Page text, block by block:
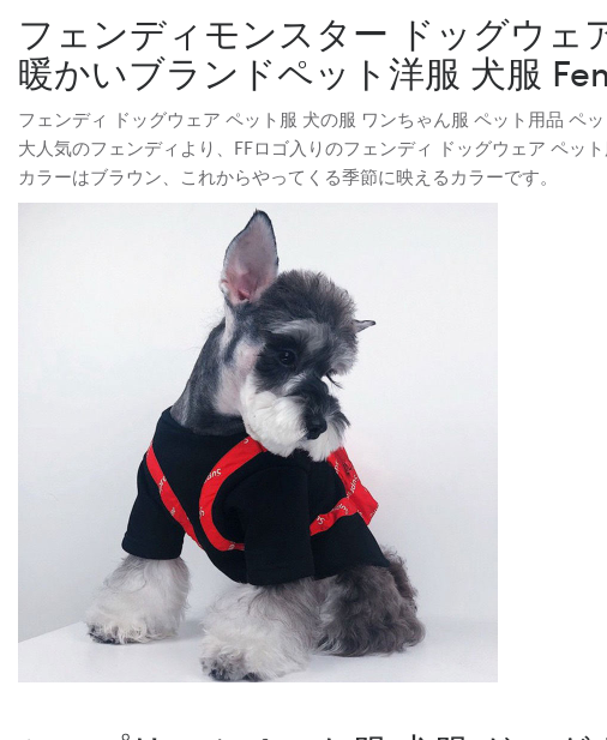
フェンディモンスター ドッグウェ
暖かいブランドペット洋服 犬服
フェンディ ドッグウェア ペット服 犬の服 ワンちゃん服 ペット用品 ペ
大人気のフェンディより、FFロゴ入りのフェンディ ドッグウェア ペッ
カラーはブラウン、これからやってくる季節に映えるカラーです。